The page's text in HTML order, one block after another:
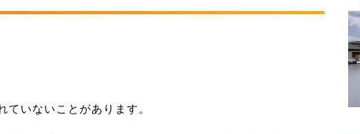
いないことがあります。